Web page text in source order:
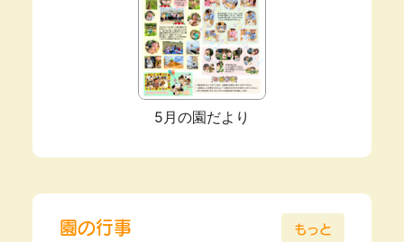
5月の園だより
園の行事 もっと